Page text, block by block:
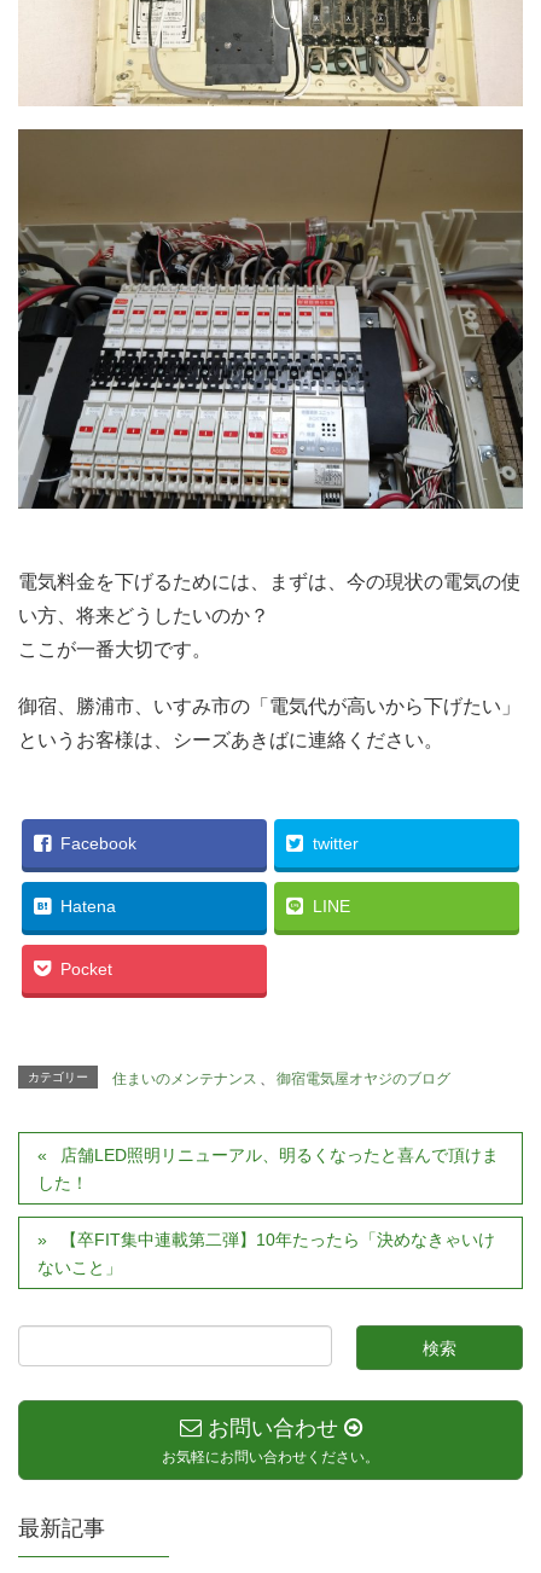
電気料金を下げるためには、まずは、今の現状の電気の使
い方、将来どうしたいのか？
ここが一番大切です。
御宿、勝浦市、いすみ市の「電気代が高いから下げたい」
というお客様は、シーズあきばに連絡ください。
Facebook twitter
Hatena LINE
Pocket
カテゴリー 住まいのメンテナンス 、 御宿電気屋オヤジのブログ
店舗LED照明リニューアル、明るくなったと喜んで頂けま
した！
【卒FIT集中連載第二弾】10年たったら「決めなきゃいけ
ないこと」
お問い合わせ
お気軽にお問い合わせください。
最新記事